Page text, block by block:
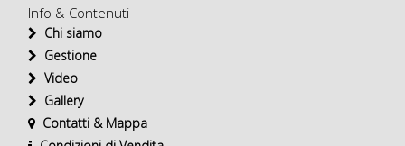
Info & Contenuti
Chi siamo
Gestione
Video
Gallery
Contatti & Mappa